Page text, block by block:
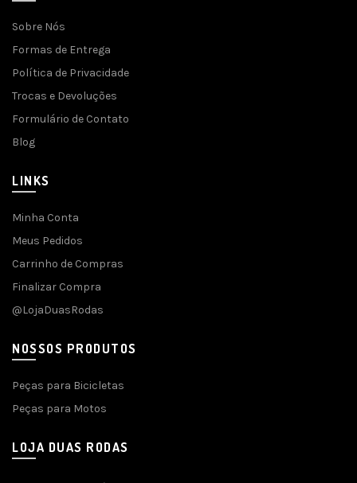
Sobre Nós
Formas de Entrega
Política de Privacidade
Trocas e Devoluções
Formulário de Contato
Blog
LINKS
Minha Conta
Meus Pedidos
Carrinho de Compras
Finalizar Compra
@LojaDuasRodas
NOSSOS PRODUTOS
Peças para Bicicletas
Peças para Motos
LOJA DUAS RODAS